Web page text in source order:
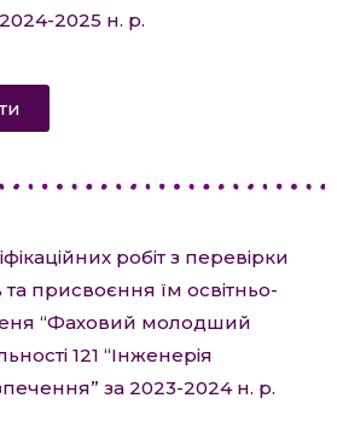
2025 н. р.
робіт з перевірки
та присвоєння їм освітньо-
“Фаховий молодший
121 “Інженерія
за 2023-2024 н. р.